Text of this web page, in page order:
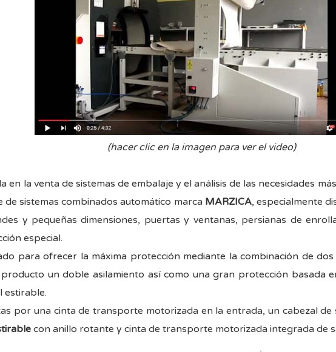
(hacer clic en la imagen para ver el video)
en la venta de sistemas de embalaje y el análisis de las necesidades
de sistemas combinados automático marca MARZICA, especialmente
y pequeñas dimensiones, puertas y ventanas, persianas de
especial.
para ofrecer la máxima protección mediante la combinación de
un doble asilamiento así como una gran protección basada
estirable.
por una cinta de transporte motorizada en la entrada, un cabezal
con anillo rotante y cinta de transporte motorizada integrada de